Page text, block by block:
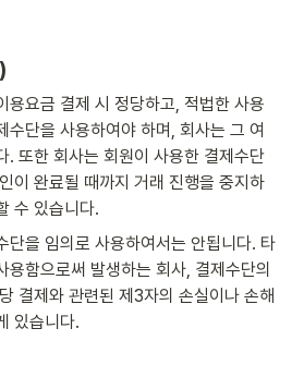
요금 결제 시 정당하고, 적법한 사용
수단을 사용하여야 하며, 회사는 그 여
. 또한 회사는 회원이 사용한 결제수단
이 완료될 때까지 거래 진행을 중지하
수 있습니다.
을 임의로 사용하여서는 안됩니다. 타
용함으로써 발생하는 회사, 결제수단의
결제와 관련된 제3자의 손실이나 손해
있습니다.